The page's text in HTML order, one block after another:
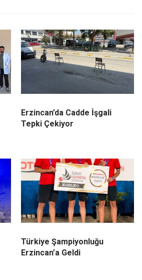
Erzincan’da Cadde İşgali
Tepki Çekiyor
Türkiye Şampiyonluğu
Erzincan’a Geldi